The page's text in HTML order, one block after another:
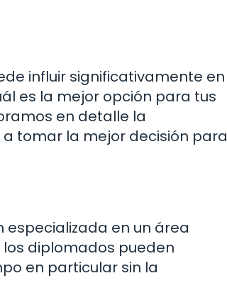
influir significativamente en
es la mejor opción para tus
en detalle la
tomar la mejor decisión para
en un área
diplomados pueden
en particular sin la